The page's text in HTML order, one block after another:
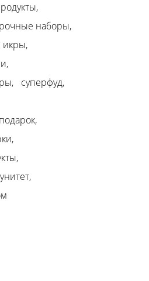
наборы
икры
суперфуд